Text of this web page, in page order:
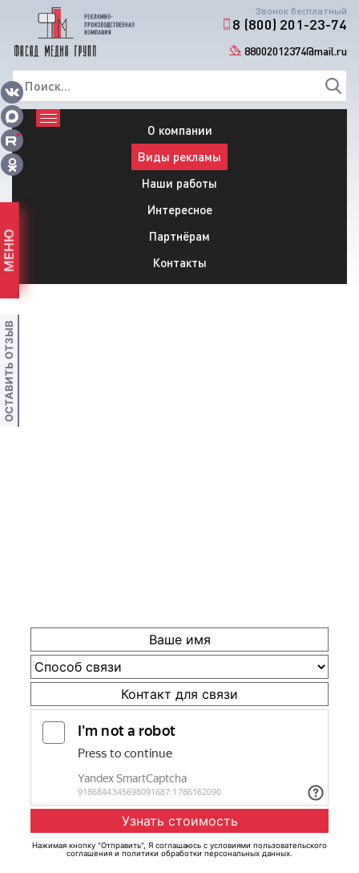
Звонок бесплатный
8 (800) 201-23-74
88002012374@mail.ru
О компании
Виды рекламы
Наши работы
Интересное
Партнёрам
Контакты
Нажимая кнопку "Отправить", Я соглашаюсь с условиями пользовательского
соглашения и политики обработки персональных данных
МЕНЮ
ОСТАВИТЬ ОТЗЫВ